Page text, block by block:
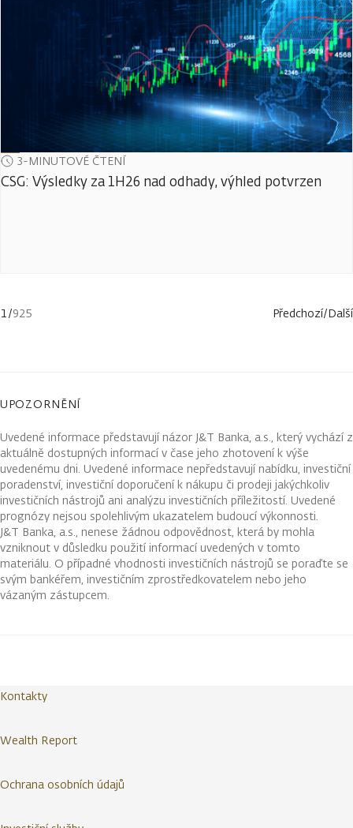
3-MINUTOVÉ ČTENÍ
CSG: Výsledky za 1H26 nad odhady, výhled potvrzen
1/925 Předchozí/Další
UPOZORNĚNÍ
Uvedené informace představují názor J&T Banka, a.s., který vychází z
aktuálně dostupných informací v čase jeho zhotovení k výše
uvedenému dni. Uvedené informace nepředstavují nabídku, investiční
poradenství, investiční doporučení k nákupu či prodeji jakýchkoliv
investičních nástrojů ani analýzu investičních příležitostí. Uvedené
prognózy nejsou spolehlivým ukazatelem budoucí výkonnosti.
J&T Banka, a.s., nenese žádnou odpovědnost, která by mohla
vzniknout v důsledku použití informací uvedených v tomto
materiálu. O případné vhodnosti investičních nástrojů se poraďte se
svým bankéřem, investičním zprostředkovatelem nebo jeho
vázaným zástupcem.
Kontakty
Wealth Report
Ochrana osobních údajů